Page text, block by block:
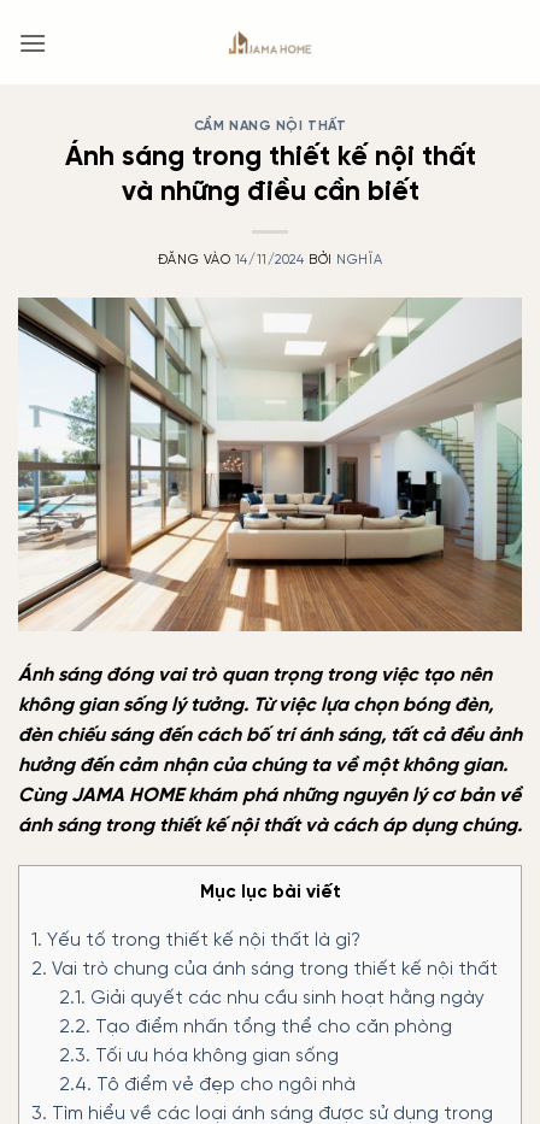
qua
CẨM NANG NỘI THẤT
Ánh sáng trong thiết kế nội thất
và những điều cần biết
ĐĂNG VÀO 14/11/2024 BỞI NGHĨA
Ánh sáng đóng vai trò quan trọng trong việc tạo nên
không gian sống lý tưởng. Từ việc lựa chọn bóng đèn,
đèn chiếu sáng đến cách bố trí ánh sáng, tất cả đều ảnh
hưởng đến cảm nhận của chúng ta về một không gian.
Cùng JAMA HOME khám phá những nguyên lý cơ bản về
ánh sáng trong thiết kế nội thất và cách áp dụng chúng.
Mục lục bài viết
1. Yếu tố trong thiết kế nội thất là gì?
2. Vai trò chung của ánh sáng trong thiết kế nội thất
2.1. Giải quyết các nhu cầu sinh hoạt hằng ngày
2.2. Tạo điểm nhấn tổng thể cho căn phòng
2.3. Tối ưu hóa không gian sống
2.4. Tô điểm vẻ đẹp cho ngôi nhà
3. Tìm hiểu về các loại ánh sáng được sử dụng trong